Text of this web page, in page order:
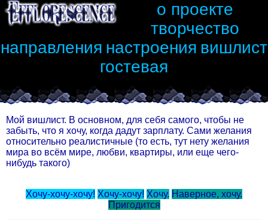
о проекте
творчество
направления настроения вишлист
гостевая
Мой вишлист. В основном, для себя самого, чтобы не
забыть, что я хочу, когда дадут зарплату. Сами желания
относительно реалистичные (то есть, тут нету желания
мира во всём мире, любви, квартиры, или еще чего-
нибудь такого)
Хочу-хочу-хочу! Хочу-хочу! Хочу. Наверное, хочу.
Пригодится